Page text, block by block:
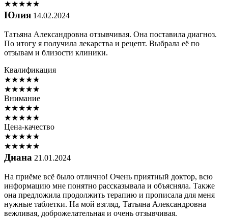
★★★★★
Юлия 14.02.2024
Татьяна Александровна отзывчивая. Она поставила диагноз.
По итогу я получила лекарства и рецепт. Выбрала её по
отзывам и близости клиники.
Квалификация
★★★★★
★★★★★
Внимание
★★★★★
★★★★★
Цена-качество
★★★★★
★★★★★
Диана 21.01.2024
На приёме всё было отлично! Очень приятный доктор, всю
информацию мне понятно рассказывала и объясняла. Также
она предложила продолжить терапию и прописала для меня
нужные таблетки. На мой взгляд, Татьяна Александровна
вежливая, доброжелательная и очень отзывчивая.